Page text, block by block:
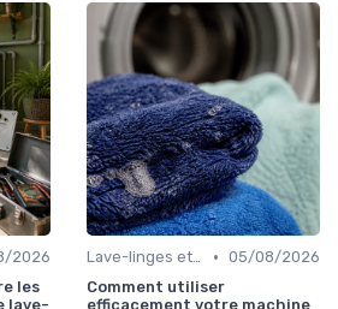
2026
les
lave-
Lave-linges et Sèche-linges • 05/08/2026
Comment utiliser
efficacement votre machine